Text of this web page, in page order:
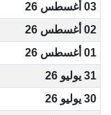
03 أغسطس 26
02 أغسطس 26
01 أغسطس 26
31 يوليو 26
30 يوليو 26